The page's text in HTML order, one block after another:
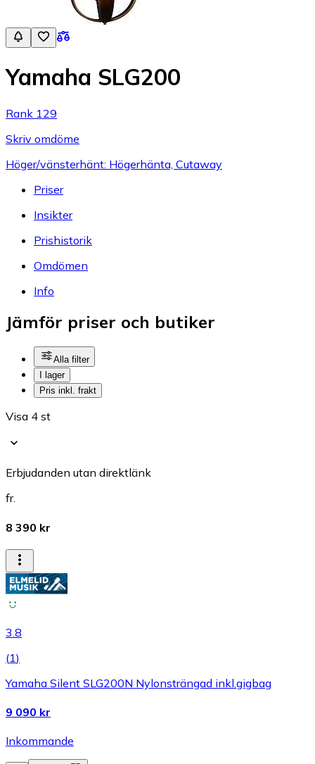
Yamaha SLG200
Rank 129
Skriv omdöme
Höger/vänsterhänt: Högerhänta, Cutaway
Priser
Insikter
Prishistorik
Omdömen
Info
Jämför priser och butiker
Alla filter
I lager
Pris inkl. frakt
Visa 4 st
Erbjudanden utan direktlänk
fr.
8 390 kr
3.8
(1)
Yamaha Silent SLG200N Nylonsträngad inkl.gigbag
9 090 kr
Inkommande